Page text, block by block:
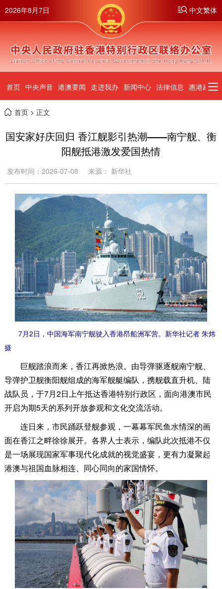
2026年8月7日 中文繁体
首页 中央声音 港澳要闻 走进我办 新闻中心 法律信息 惠港政策
首页> 正文
国安家好庆回归 香江舰影引热潮——南宁舰、衡
阳舰抵港激发爱国热情
发布时间：2026-07-08 来源： 新华社
7月2日，中国海军南宁舰驶入香港昂船洲军营。新华社记者 朱炜
摄
巨舰踏浪而来，香江再掀热浪。由导弹驱逐舰南宁舰、
导弹护卫舰衡阳舰组成的海军舰艇编队，携舰载直升机、陆
战队员，于7月2日上午抵达香港特别行政区，面向港澳市民
开启为期5天的系列开放参观和文化交流活动。
连日来，市民踊跃登舰参观，一幕幕军民鱼水情深的画
面在香江之畔徐徐展开。各界人士表示，编队此次抵港不仅
是一场展现国家军事现代化成就的视觉盛宴，更有力凝聚起
港澳与祖国血脉相连、同心同向的家国情怀。